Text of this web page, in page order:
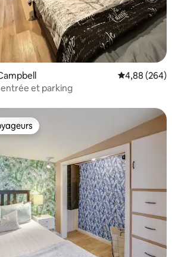
Évaluation
4,88 (264)
et parking